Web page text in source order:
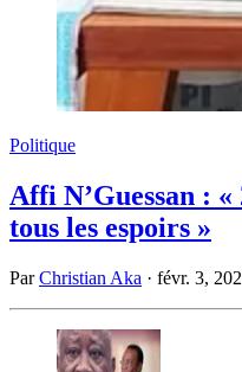
Politique
Affi N’Guessan : «
tous les espoirs »
ParChristian Aka · févr. 3,